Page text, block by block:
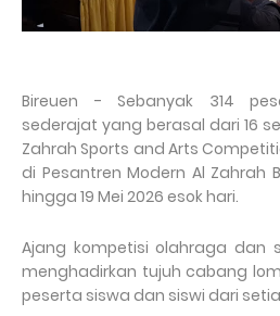
Bireuen - Sebanyak 314
sederajat yang berasal dari 16
Zahrah Sports and Arts
di Pesantren Modern Al Zahrah
hingga 19 Mei 2026 esok hari.
Ajang kompetisi olahraga dan
menghadirkan tujuh cabang
peserta siswa dan siswi dari